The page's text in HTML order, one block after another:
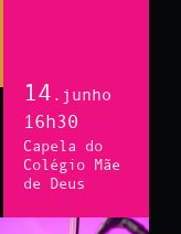
14 .junho
16h30
Capela do
Colégio Mãe
de Deus